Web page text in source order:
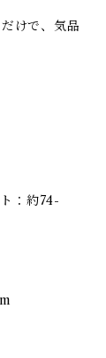
けで、気品
：約74-